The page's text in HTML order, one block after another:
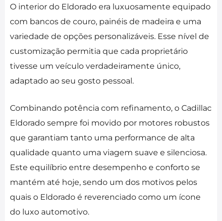
O interior do Eldorado era luxuosamente equipado
com bancos de couro, painéis de madeira e uma
variedade de opções personalizáveis. Esse nível de
customização permitia que cada proprietário
tivesse um veículo verdadeiramente único,
adaptado ao seu gosto pessoal.
Combinando potência com refinamento, o Cadillac
Eldorado sempre foi movido por motores robustos
que garantiam tanto uma performance de alta
qualidade quanto uma viagem suave e silenciosa.
Este equilíbrio entre desempenho e conforto se
mantém até hoje, sendo um dos motivos pelos
quais o Eldorado é reverenciado como um ícone
do luxo automotivo.